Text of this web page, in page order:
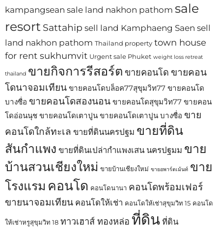
kampangsean sale land nakhon pathom sale
resort Sattahip sell land Kamphaeng Saen sell
land nakhon pathom Thailand property town house
for rent sukhumvit Urgent sale Phuket weight loss retreat
thailand ขายกิจการรีสอร์ต ขายคอนโด ขายคอน
โดนาจอมเทียน ขายคอนโดบล็อค77สุขุมวิท77 ขายคอนโด
บางซื่อ ขายคอนโดสองนอน ขายคอนโดสุขุมวิท77 ขายคอน
โดอ่อนนุช ขายคอนโดเตาปูน ขายคอนโดเตาปูน บางซื่อ ขาย
คอนโดใกล้ทะเล ขายที่ดินนครปฐม ขายที่ดิน
สันกำแพง ขายที่ดินเปล่ากำแพงเสน นครปฐมม ขาย
บ้านสวนเชียงใหม่ ขายบ้านเชียงใหม่ ขายอพาร์ตเม้นท์ ขาย
โรงแรม คอนโด คอนโดนานา คอนโดพร้อมเฟอร์
ขายนาจอมเทียน คอนโดให้เช่า คอนโดให้เช่าสุขุมวิท 15 คอนโด
ให้เช่าหรูสุขุมวิท 18 ทาวเฮาส์ ทองหล่อ ที่ดิน ที่ดิน